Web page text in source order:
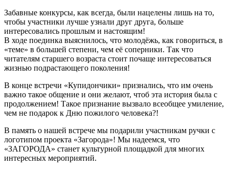
Забавные конкурсы, как всегда, были нацелены лишь на то,
чтобы участники лучше узнали друг друга, больше
интересовались прошлым и настоящим!
В ходе поединка выяснилось, что молодёжь, как говориться, в
«теме» в большей степени, чем её соперники. Так что
читателям старшего возраста стоит почаще интересоваться
жизнью подрастающего поколения!
В конце встречи «Купидончики» признались, что им очень
важно такое общение и они желают, чтоб эта история была с
продолжением! Такое признание вызвало всеобщее умиление,
чем не подарок к Дню пожилого человека?!
В память о нашей встрече мы подарили участникам ручки с
логотипом проекта «Загорода»! Мы надеемся, что
«ЗАГОРОДА» станет культурной площадкой для многих
интересных мероприятий.